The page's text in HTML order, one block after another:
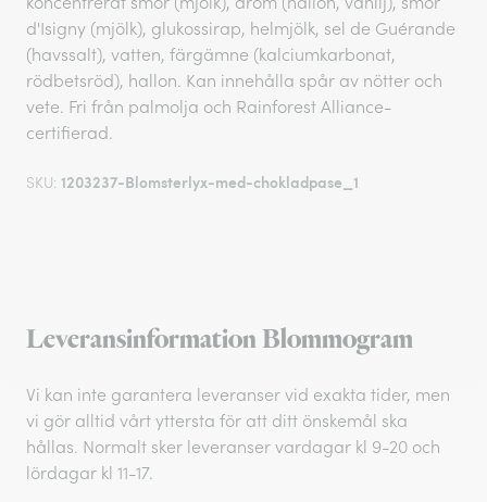
d'Isigny (mjölk), glukossirap, helmjölk, sel de Guérande
(havssalt), vatten, färgämne (kalciumkarbonat,
rödbetsröd), hallon. Kan innehålla spår av nötter och
vete. Fri från palmolja och Rainforest Alliance-
certifierad.
SKU: 1203237-Blomsterlyx-med-chokladpase_1
Leveransinformation Blommogram
Vi kan inte garantera leveranser vid exakta tider, men
vi gör alltid vårt yttersta för att ditt önskemål ska
hållas. Normalt sker leveranser vardagar kl 9-20 och
lördagar kl 11-17.